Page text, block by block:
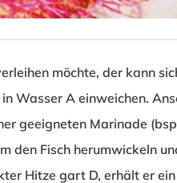
möchte, der kann
in Wasser A einweichen.
geeigneten Marinade
den Fisch herumwickeln
Hitze gart D, erhält er